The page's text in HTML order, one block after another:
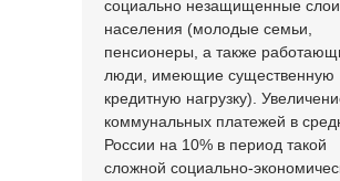
социально незащищенные слои
населения (молодые семьи,
пенсионеры, а также
люди, имеющие существенную
кредитную нагрузку).
коммунальных платежей в
России на 10% в период такой
сложной социально-